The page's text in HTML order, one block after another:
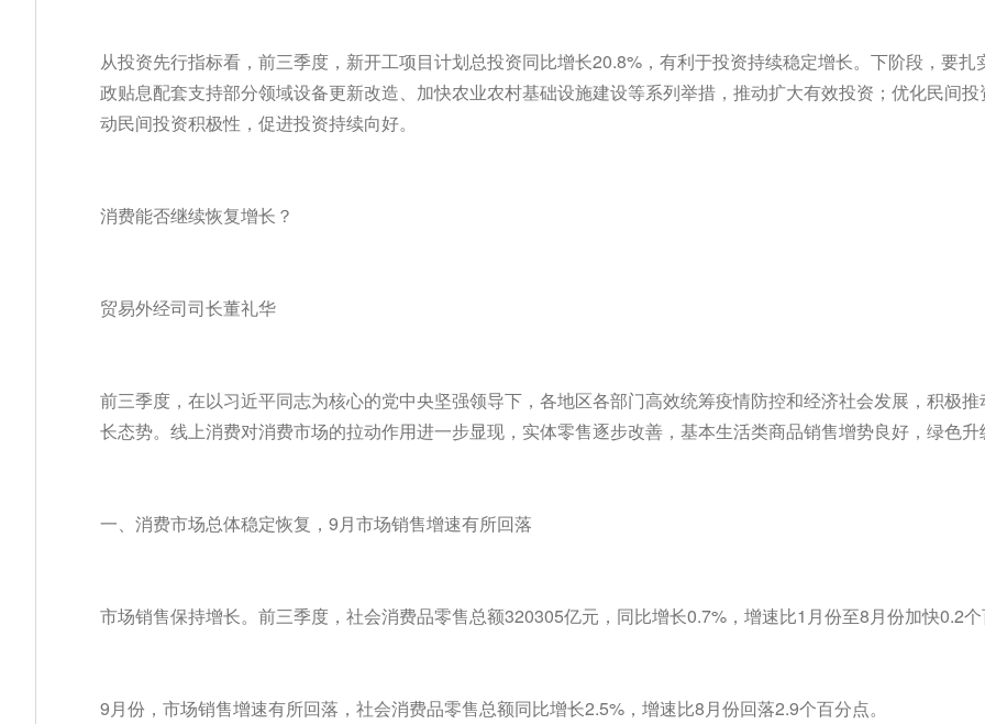
从投资先行指标看，前三季度，新开工项目计划总投资同比增长20.8%，有利于投资持续稳定增长。下阶段，要
政贴息配套支持部分领域设备更新改造、加快农业农村基础设施建设等系列举措，推动扩大有效投资；优化民间
动民间投资积极性，促进投资持续向好。
消费能否继续恢复增长？
贸易外经司司长董礼华
前三季度，在以习近平同志为核心的党中央坚强领导下，各地区各部门高效统筹疫情防控和经济社会发展，积极
长态势。线上消费对消费市场的拉动作用进一步显现，实体零售逐步改善，基本生活类商品销售增势良好，绿色升
一、消费市场总体稳定恢复，9月市场销售增速有所回落
市场销售保持增长。前三季度，社会消费品零售总额320305亿元，同比增长0.7%，增速比1月份至8月份加快0.2个
9月份，市场销售增速有所回落，社会消费品零售总额同比增长2.5%，增速比8月份回落2.9个百分点。